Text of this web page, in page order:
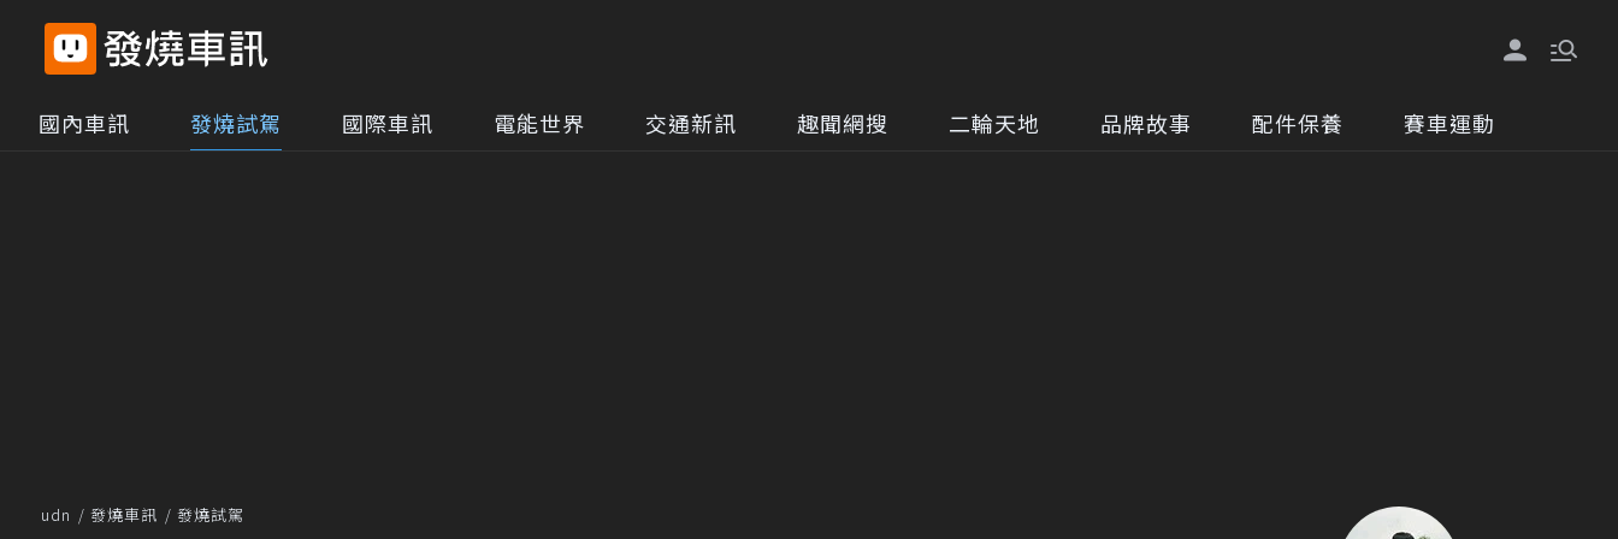
國內車訊 發燒試駕 國際車訊 電能世界 交通新訊 趣聞網搜 二輪天地 品牌故事 配件保養 賽車運動
udn 發燒車訊 發燒試駕